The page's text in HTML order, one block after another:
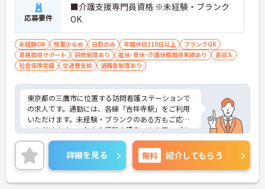
応募要件
■介護支援専門員資格 ※未経験・ブランク
OK
未経験OK 残業少なめ 日勤のみ 年間休日110日以上
ブランクOK
資格取得サポート
研修制度あり 産休･育休･介護休暇取得実績あり
高収入
社会保険完備
交通費支給 退職金制度あり
東京都の三鷹市に位置する訪問看護ステーションで
の求人です。通勤には、各線「吉祥寺駅」をご利用
いただけます。未経験・ブランクのある方もご応募
いただけます。これから経験を積みスキルアップを
目指される方にもオススメです。育児休暇もしっか
り取得出来ますので子育て中の方も安心して長期的
に働くことができます。ご興味を持たれた方は面接
対策ポイントや求人の詳細などお話しいたしますの
でお気軽にお問い合わせ下さい。
詳細を見る 無料 紹介してもらう